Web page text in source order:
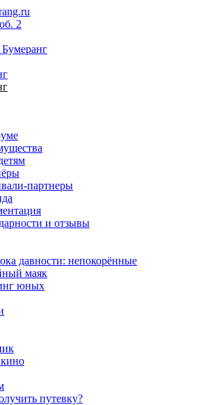
2
партнеры
и отзывы
давности: непокорённые
маяк
юных
путевку?